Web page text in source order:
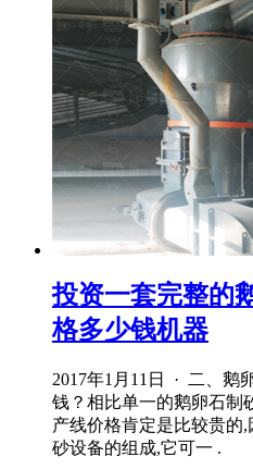
投资一套完整的
格多少钱机器
2017年1月11日 · 二、鹅
钱？相比单一的鹅卵石制
产线价格肯定是比较贵的
砂设备的组成,它可一 .